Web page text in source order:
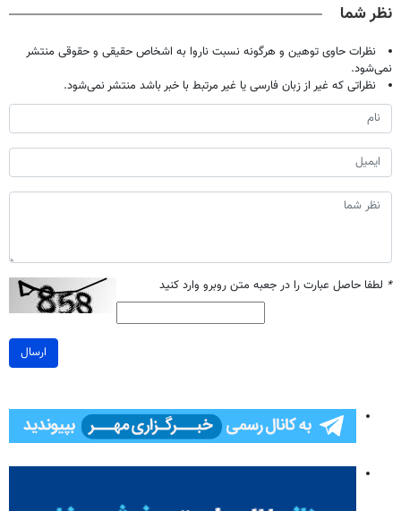
نظر شما
نظرات حاوی توهین و هرگونه نسبت ناروا به اشخاص حقیقی و حقوقی منتشر
نمی‌شود.
نظراتی که غیر از زبان فارسی یا غیر مرتبط با خبر باشد منتشر نمی‌شود.
* لطفا حاصل عبارت را در جعبه متن روبرو وارد کنید
ارسال